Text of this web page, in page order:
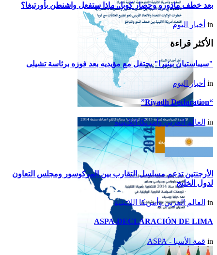
تقرير أمريكا اللاتينية لسنة
2015
بعد خطف مادورو وحصار كوبا.. ماذا ستفعل واشنطن بأورتيغا؟
in أخبار اليوم
الأكثر قراءة
"سيباستيان بينيرا" يحتفل مع مؤيديه بعد فوزه برئاسة تشيلى
in أخبار اليوم
“Riyadh Declaration”
in العالم العربي وأمريكا اللاتينية
الأرجنتين تدعم مسلسل التقارب بين المركوسور ومجلس التعاون
لدول الخليج
in العالم العربي وأمريكا اللاتينية
ASPA-DECLARACIÓN DE LIMA
in قمة الأسبا - ASPA